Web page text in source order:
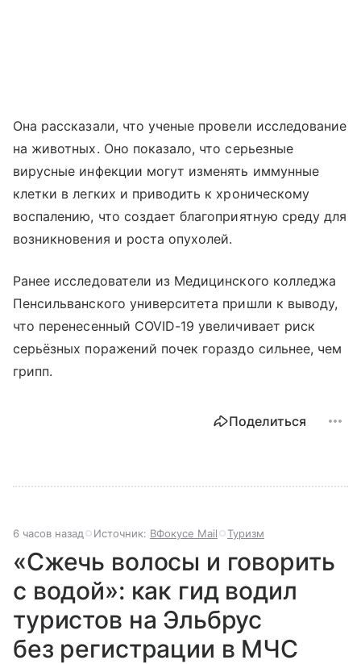
Она рассказали, что ученые провели исследование
на животных. Оно показало, что серьезные
вирусные инфекции могут изменять иммунные
клетки в легких и приводить к хроническому
воспалению, что создает благоприятную среду для
возникновения и роста опухолей.
Ранее исследователи из Медицинского колледжа
Пенсильванского университета пришли к выводу,
что перенесенный COVID-19 увеличивает риск
серьёзных поражений почек гораздо сильнее, чем
грипп.
Поделиться
6 часов назад Источник: ВФокусе Mail Туризм
«Сжечь волосы и говорить
с водой»: как гид водил
туристов на Эльбрус
без регистрации в МЧС